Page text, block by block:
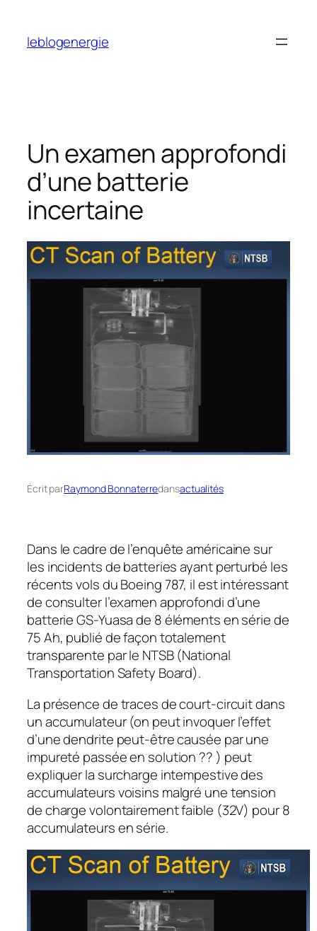
contenu
leblogenergie
Un examen approfondi
d’une batterie
incertaine
Écrit parRaymond Bonnaterredansactualités
Dans le cadre de l’enquête américaine sur
les incidents de batteries ayant perturbé les
récents vols du Boeing 787, il est intéressant
de consulter l’examen approfondi d’une
batterie GS-Yuasa de 8 éléments en série de
75 Ah, publié de façon totalement
transparente par le NTSB (National
Transportation Safety Board).
La présence de traces de court-circuit dans
un accumulateur (on peut invoquer l’effet
d’une dendrite peut-être causée par une
impureté passée en solution ?? ) peut
expliquer la surcharge intempestive des
accumulateurs voisins malgré une tension
de charge volontairement faible (32V) pour 8
accumulateurs en série.